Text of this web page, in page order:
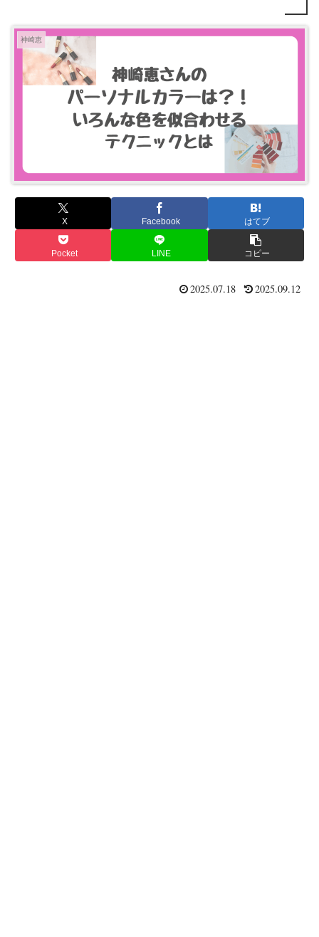
神崎恵
X Facebook はてブ
Pocket LINE コピー
2025.07.18 2025.09.12